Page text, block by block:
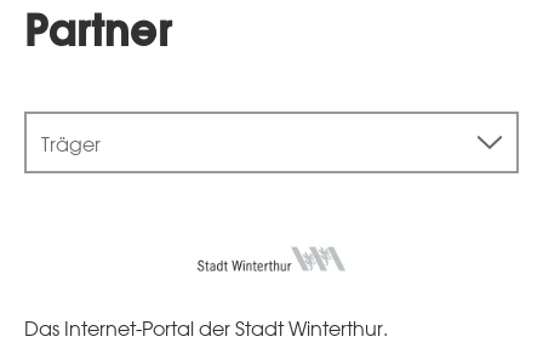
Partner
Träger
Das Internet-Portal der Stadt Winterthur.